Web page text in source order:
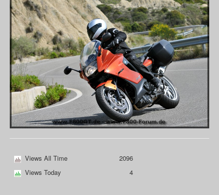
Views All Time
2096
Views Today
4